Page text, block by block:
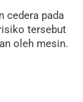
cedera pada
tersebut
oleh mesin.